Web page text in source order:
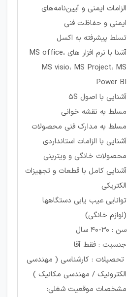
الزامات ایمنی و آیین‌نامه‌های
ایمنی و حفاظت فنی
تسلط پیشرفته به اکسل
آشنا با نرم افزار های MS office،
MS visio، MS Project، MS
Power BI
آشنایی با اصول 5S
مسلط به نقشه خوانی
مسلط به مدارک فنی محصولات
آشنایی با الزامات استانداردی
محصولات خانگی و ویترینی
آشنایی کامل با قطعات و تجهیزات
الکتریکی
توانایی عیب یابی دستگاهها
(لوازم خانگی)
سن : 30-40 سال
جنسیت : فقط آقا
تحصیلات : کارشناسی ( مهندسی
الکترونیک / مهندسی مکانیک )
مشخصات موقعیت شغلی: